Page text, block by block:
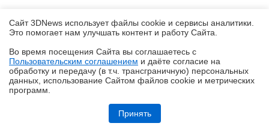
Обзор и тест системы жидкостного охлаждения DeepCool LT360 Vision
ARGB с 4,5-дюймовым экраном
Сайт 3DNews использует файлы cookie и сервисы аналитики.
Это помогает нам улучшать контент и работу Cайта.
Во время посещения Cайта вы соглашаетесь с
Пользовательским соглашением и даёте согласие на
обработку и передачу (в т.ч. трансграничную) персональных
данных, использование Cайтом файлов cookie и метрических
программ.
Принять